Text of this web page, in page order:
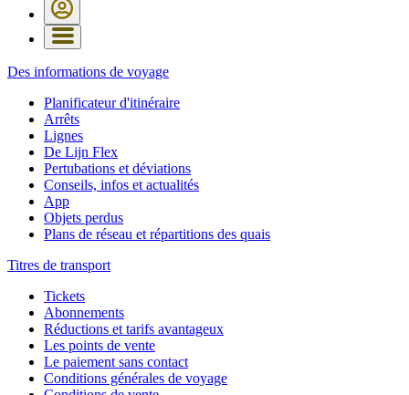
Des informations de voyage
Planificateur d'itinéraire
Arrêts
Lignes
De Lijn Flex
Pertubations et déviations
Conseils, infos et actualités
App
Objets perdus
Plans de réseau et répartitions des quais
Titres de transport
Tickets
Abonnements
Réductions et tarifs avantageux
Les points de vente
Le paiement sans contact
Conditions générales de voyage